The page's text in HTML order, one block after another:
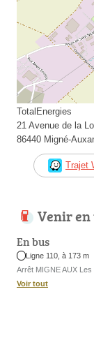
TotalEnergies
21 Avenue de la
86440 Migné-
Trajet
Venir
En bus
Ligne 110, à 173 m
Arrêt MIGNE AUX
Voir tout